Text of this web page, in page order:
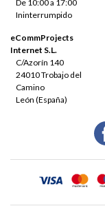
De 10:00 a 17:00
Ininterrumpido
eCommProjects
Internet S.L.
C/Azorín 140
24010 Trobajo del
Camino
León (España)